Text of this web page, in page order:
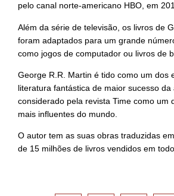
pelo canal norte-americano HBO, em
Além da série de televisão, os livros de
foram adaptados para um grande
como jogos de computador ou livros de
George R.R. Martin é tido como um dos
literatura fantástica de maior sucesso da
considerado pela revista Time como um
mais influentes do mundo.
O autor tem as suas obras traduzidas
de 15 milhões de livros vendidos em